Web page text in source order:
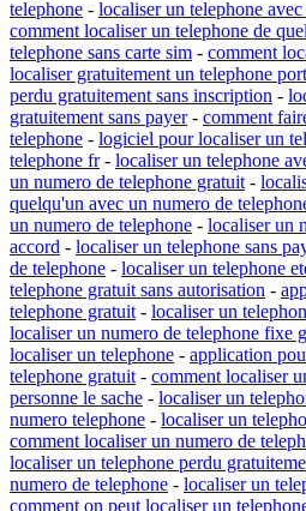
telephone - localiser un telephone
comment localiser un telephone de
telephone sans carte sim - comment
localiser gratuitement un telephone
perdu gratuitement sans inscription -
gratuitement sans payer- comment
telephone - logiciel pour localiser un
telephone fr- localiser un telephone
un numero de telephone gratuit -
quelqu'un avec un numero de
un numero de telephone - localiser un
accord - localiser un telephone sans
de telephone - localiser un telephone
telephone gratuit sans autorisation -
telephone gratuit - localiser un
localiser un numero de telephone fixe
localiser un telephone - application
telephone gratuit - comment localiser
personne le sache - localiser un
numero telephone - localiser un
comment localiser un numero de
localiser un telephone perdu
numero de telephone - localiser un
comment on peut localiser un